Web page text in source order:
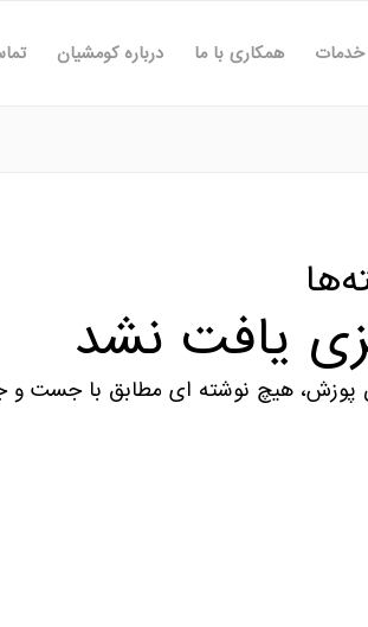
خدمات همکاری با ما درباره کومشیان
یافت نشد
پوزش، هیچ نوشته ای مطابق با جست و